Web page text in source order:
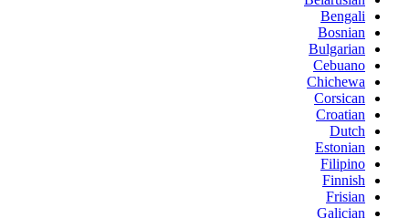
Bengali
Bosnian
Bulgarian
Cebuano
Chichewa
Corsican
Croatian
Dutch
Estonian
Filipino
Finnish
Frisian
Galician